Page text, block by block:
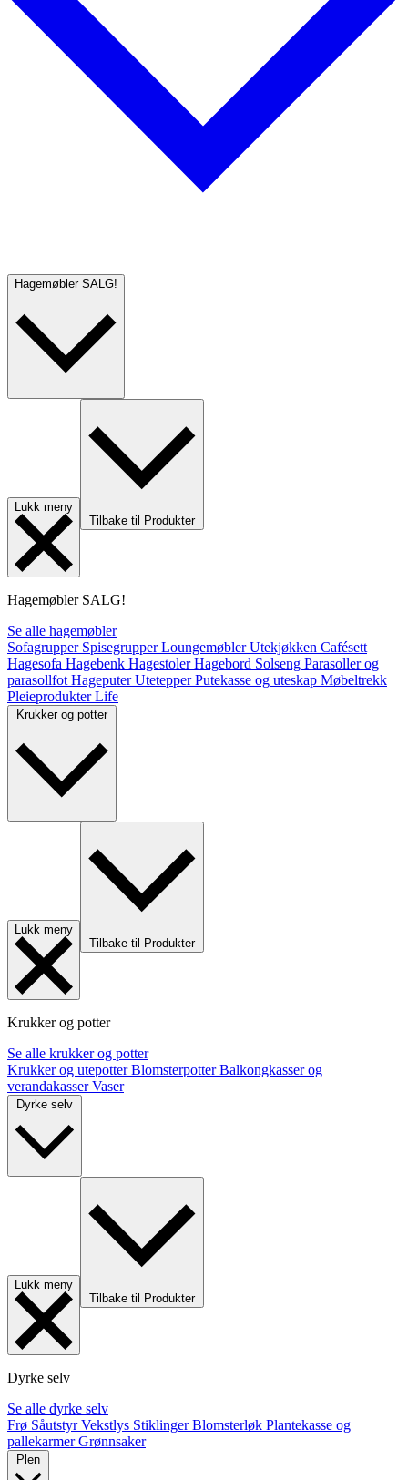
Hagemøbler SALG!
Lukk meny
Tilbake til Produkter
Hagemøbler SALG!
Se alle hagemøbler
Sofagrupper SpisegrupperLoungemøblerUtekjøkken Cafésett
Hagesofa Hagebenk HagestolerHagebord Solseng Parasoller og
parasollfot HageputerUtetepperPutekasse og uteskap Møbeltrekk
PleieprodukterLife
Krukker og potter
Lukk meny
Tilbake til Produkter
Krukker og potter
Se alle krukker og potter
Krukker og utepotterBlomsterpotterBalkongkasser og
verandakasserVaser
Lukk meny
Tilbake til Produkter
Dyrke selv
Se alle dyrke selv
Frø SåutstyrVekstlys StiklingerBlomsterløk Plantekasse og
pallekarmerGrønnsaker